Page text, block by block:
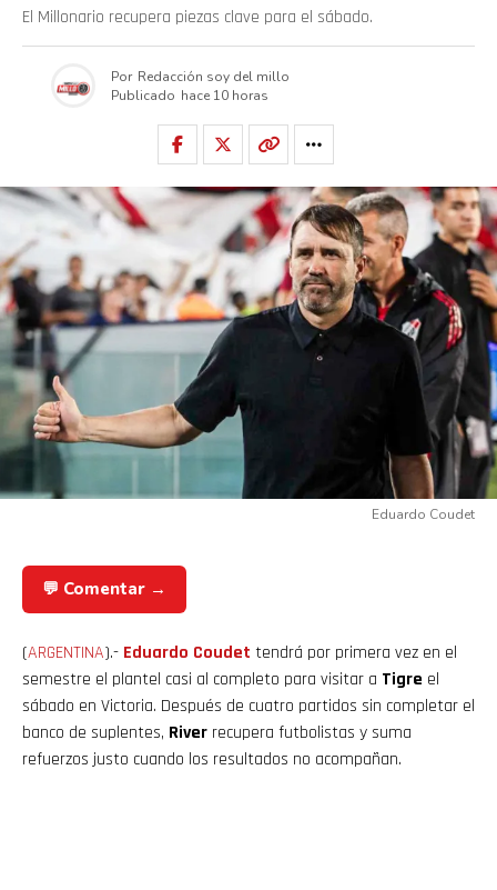
El Millonario recupera piezas clave para el sábado.
Por Redacción soy del millo
Publicado hace 10 horas
Eduardo Coudet
💬 Comentar →
(ARGENTINA).- Eduardo Coudet tendrá por primera vez en el
semestre el plantel casi al completo para visitar a Tigre el
sábado en Victoria. Después de cuatro partidos sin completar el
banco de suplentes, River recupera futbolistas y suma
refuerzos justo cuando los resultados no acompañan.